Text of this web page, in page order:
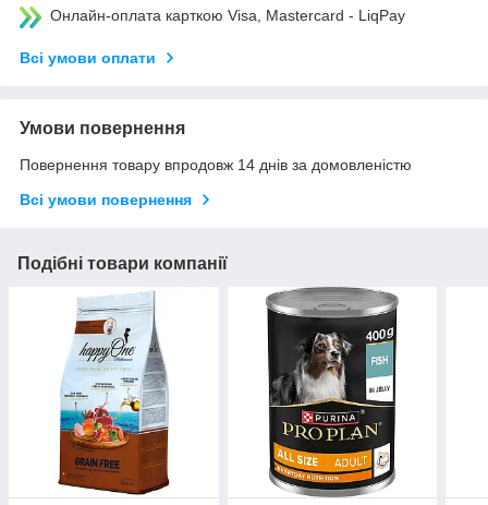
Онлайн-оплата карткою Visa, Mastercard - LiqPay
Всі умови оплати
Умови повернення
Повернення товару впродовж 14 днів за домовленістю
Всі умови повернення
Подібні товари компанії